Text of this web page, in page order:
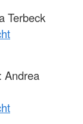
Terbeck
Andrea